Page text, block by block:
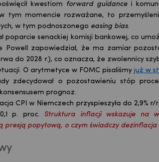
kwestiom forward guidance i
tym momencie rozważane, to
w tym podnoszonego easing bias.
poparcie senackiej komisji bankowej, co
Powell zapowiedział, że ma zamiar
do 2028 r.), co oznacza, że zwolennicy
O arytmetyce w FOMC pisaliśmy już w
zdecydował o pozostawieniu stóp
prognoz.
CPI w Niemczech przyspieszyła do 2,9%
p. proc. Struktura inflacji wskazuje na
presją popytową, o czym świadczy